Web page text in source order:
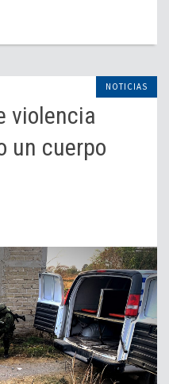
NOTICIAS
violencia
un cuerpo